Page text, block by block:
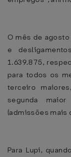
O mês de
e
1.639.875,
para todos os
terceiro
segunda
(admissões mais
Para Lupi,